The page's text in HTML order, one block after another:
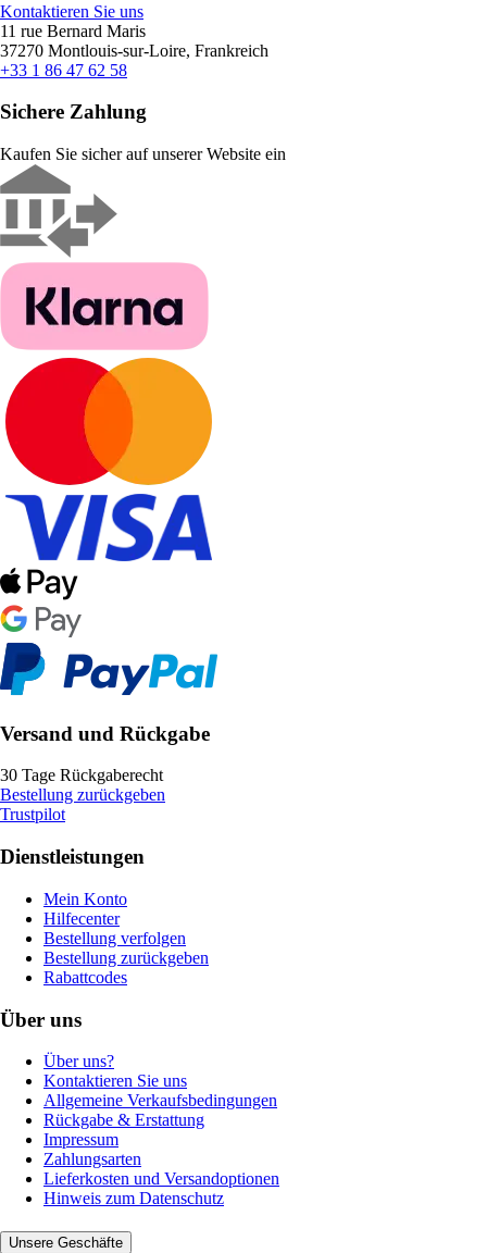
Kontaktieren Sie uns
11 rue Bernard Maris
37270 Montlouis-sur-Loire, Frankreich
+33 1 86 47 62 58
Sichere Zahlung
Kaufen Sie sicher auf unserer Website ein
Versand und Rückgabe
30 Tage Rückgaberecht
Bestellung zurückgeben
Trustpilot
Dienstleistungen
Mein Konto
Hilfecenter
Bestellung verfolgen
Bestellung zurückgeben
Rabattcodes
Über uns
Über uns?
Kontaktieren Sie uns
Allgemeine Verkaufsbedingungen
Rückgabe & Erstattung
Impressum
Zahlungsarten
Lieferkosten und Versandoptionen
Hinweis zum Datenschutz
Unsere Geschäfte